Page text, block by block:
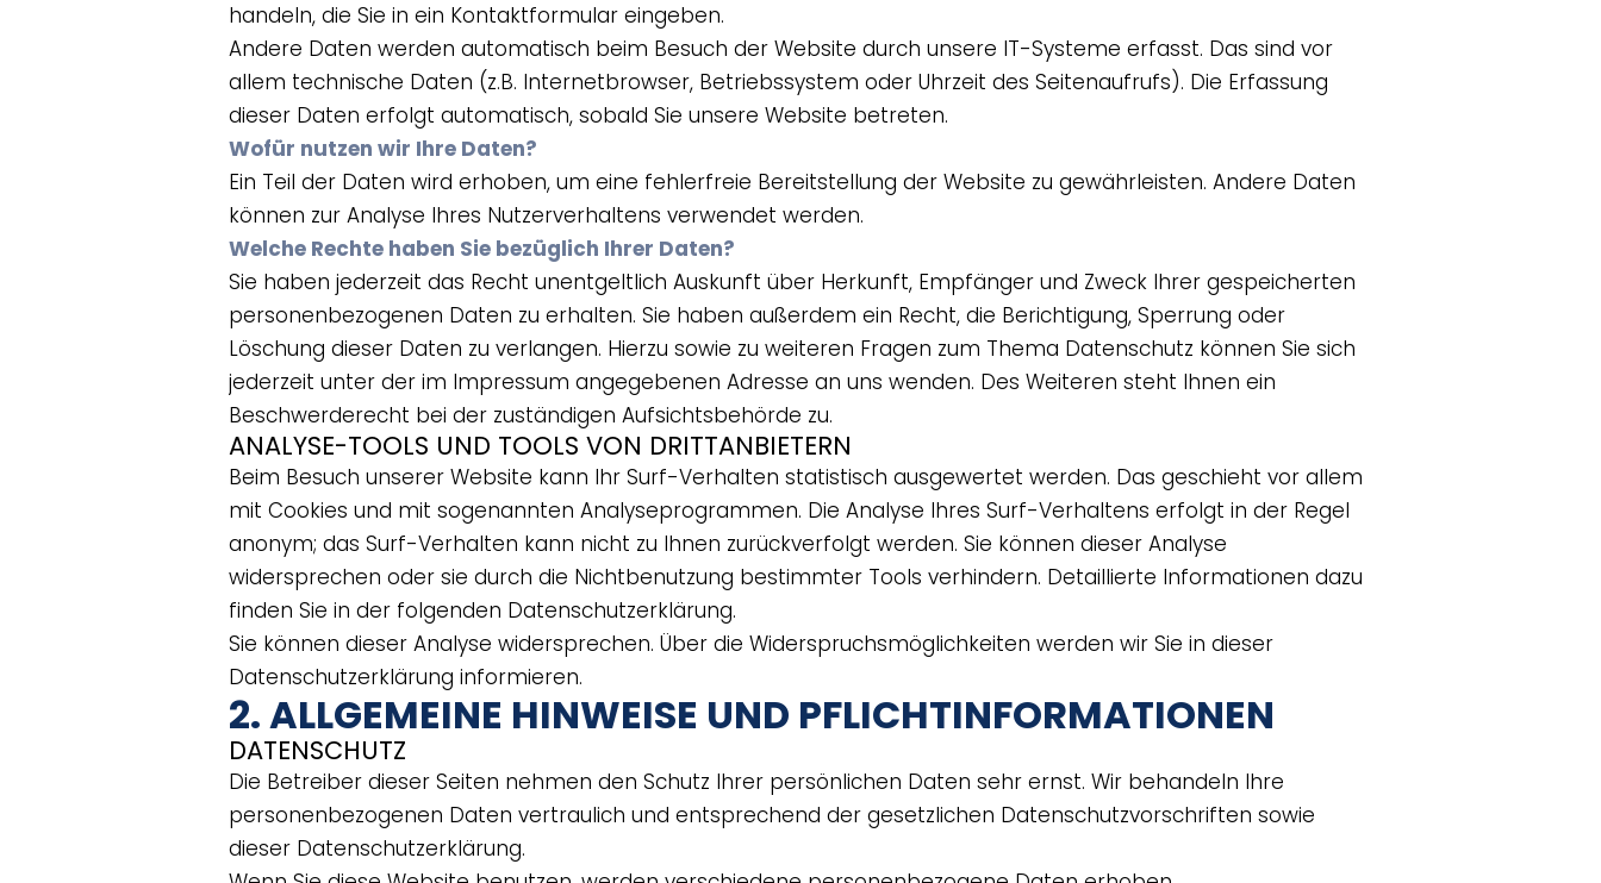
handeln, die Sie in ein Kontaktformular eingeben.
Andere Daten werden automatisch beim Besuch der Website durch unsere IT-Systeme erfasst. Das sind vor
allem technische Daten (z.B. Internetbrowser, Betriebssystem oder Uhrzeit des Seitenaufrufs). Die Erfassung
dieser Daten erfolgt automatisch, sobald Sie unsere Website betreten.
Wofür nutzen wir Ihre Daten?
Ein Teil der Daten wird erhoben, um eine fehlerfreie Bereitstellung der Website zu gewährleisten. Andere Daten
können zur Analyse Ihres Nutzerverhaltens verwendet werden.
Welche Rechte haben Sie bezüglich Ihrer Daten?
Sie haben jederzeit das Recht unentgeltlich Auskunft über Herkunft, Empfänger und Zweck Ihrer gespeicherten
personenbezogenen Daten zu erhalten. Sie haben außerdem ein Recht, die Berichtigung, Sperrung oder
Löschung dieser Daten zu verlangen. Hierzu sowie zu weiteren Fragen zum Thema Datenschutz können Sie sich
jederzeit unter der im Impressum angegebenen Adresse an uns wenden. Des Weiteren steht Ihnen ein
Beschwerderecht bei der zuständigen Aufsichtsbehörde zu.
ANALYSE-TOOLS UND TOOLS VON DRITTANBIETERN
Beim Besuch unserer Website kann Ihr Surf-Verhalten statistisch ausgewertet werden. Das geschieht vor allem
mit Cookies und mit sogenannten Analyseprogrammen. Die Analyse Ihres Surf-Verhaltens erfolgt in der Regel
anonym; das Surf-Verhalten kann nicht zu Ihnen zurückverfolgt werden. Sie können dieser Analyse
widersprechen oder sie durch die Nichtbenutzung bestimmter Tools verhindern. Detaillierte Informationen dazu
finden Sie in der folgenden Datenschutzerklärung.
Sie können dieser Analyse widersprechen. Über die Widerspruchsmöglichkeiten werden wir Sie in dieser
Datenschutzerklärung informieren.
2. ALLGEMEINE HINWEISE UND PFLICHTINFORMATIONEN
DATENSCHUTZ
Die Betreiber dieser Seiten nehmen den Schutz Ihrer persönlichen Daten sehr ernst. Wir behandeln Ihre
personenbezogenen Daten vertraulich und entsprechend der gesetzlichen Datenschutzvorschriften sowie
dieser Datenschutzerklärung.